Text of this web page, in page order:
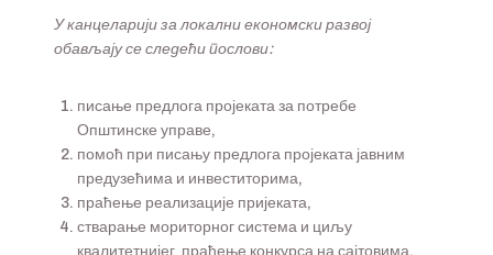
У канцеларији за локални економски развој
обављају се следећи послови:
писање предлога пројеката за потребе
Општинске управе,
помоћ при писању предлога пројеката јавним
предузећима и инвеститорима,
праћење реализације пријеката,
стварање мориторног система и циљу
квалитетнијег праћење конкурса на сајтовима,